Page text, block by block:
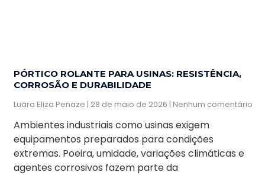
PÓRTICO ROLANTE PARA USINAS: RESISTÊNCIA,
CORROSÃO E DURABILIDADE
Luara Eliza Penaze 28 de maio de 2026 Nenhum comentário
Ambientes industriais como usinas exigem
equipamentos preparados para condições
extremas. Poeira, umidade, variações climáticas e
agentes corrosivos fazem parte da